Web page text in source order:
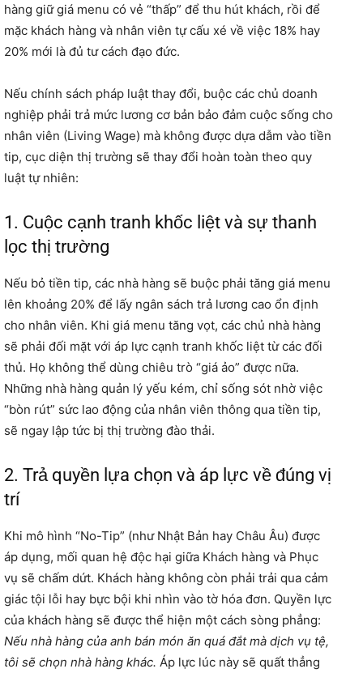
hàng giữ giá menu có vẻ “thấp” để thu hút khách, rồi để
mặc khách hàng và nhân viên tự cấu xé về việc 18% hay
20% mới là đủ tư cách đạo đức.
Nếu chính sách pháp luật thay đổi, buộc các chủ doanh
nghiệp phải trả mức lương cơ bản bảo đảm cuộc sống cho
nhân viên (Living Wage) mà không được dựa dẫm vào tiền
tip, cục diện thị trường sẽ thay đổi hoàn toàn theo quy
luật tự nhiên:
1. Cuộc cạnh tranh khốc liệt và sự thanh
lọc thị trường
Nếu bỏ tiền tip, các nhà hàng sẽ buộc phải tăng giá menu
lên khoảng 20% để lấy ngân sách trả lương cao ổn định
cho nhân viên. Khi giá menu tăng vọt, các chủ nhà hàng
sẽ phải đối mặt với áp lực cạnh tranh khốc liệt từ các đối
thủ. Họ không thể dùng chiêu trò “giá ảo” được nữa.
Những nhà hàng quản lý yếu kém, chỉ sống sót nhờ việc
“bòn rút” sức lao động của nhân viên thông qua tiền tip,
sẽ ngay lập tức bị thị trường đào thải.
2. Trả quyền lựa chọn và áp lực về đúng vị
trí
Khi mô hình “No-Tip” (như Nhật Bản hay Châu Âu) được
áp dụng, mối quan hệ độc hại giữa Khách hàng và Phục
vụ sẽ chấm dứt. Khách hàng không còn phải trải qua cảm
giác tội lỗi hay bực bội khi nhìn vào tờ hóa đơn. Quyền lực
của khách hàng sẽ được thể hiện một cách sòng phẳng:
Nếu nhà hàng của anh bán món ăn quá đắt mà dịch vụ tệ,
tôi sẽ chọn nhà hàng khác. Áp lực lúc này sẽ quất thẳng